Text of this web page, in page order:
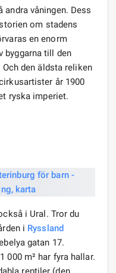
våningen. Dess
om stadens
en enorm
byggarna till den
den äldsta reliken
år 1900
ryska imperiet.
i Ural. Tror du
i Ryssland
gatan 17.
000 m² har fyra hallar.